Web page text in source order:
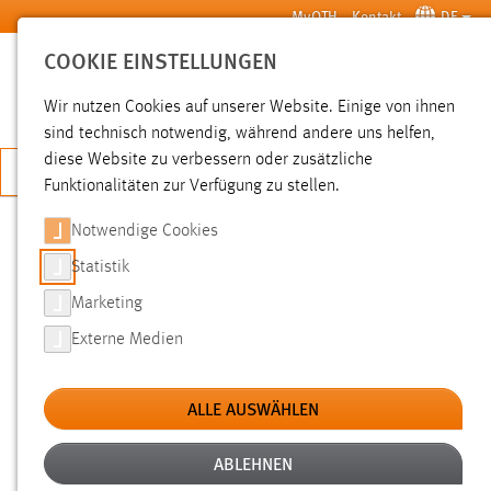
Zum Hauptinhalt springen MyOTH Kontakt DE
SUCHE
JETZT BEWERBEN
SUCHE
FILTER
Typ
Erstellungsdatum
COOKIE EINSTELLUNGEN
Wir nutzen Cookies auf unserer Website. Einige von ihnen
sind technisch notwendig, während andere uns helfen,
diese Website zu verbessern oder zusätzliche
Funktionalitäten zur Verfügung zu stellen.
Notwendige Cookies
Statistik
Marketing
Externe Medien
ALLE AUSWÄHLEN
ABLEHNEN